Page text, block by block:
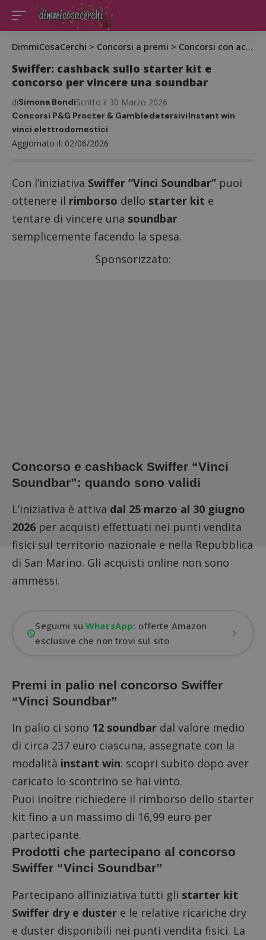
DimmiCosaCerchi > Concorsi a premi > Concorsi con acquisto
Swiffer: cashback sullo starter kit e
concorso per vincere una soundbar
Aggiornato il: 02/06/2026
diSimona BondiScritto il 30 Marzo 2026
Concorsi P&G Procter & GambledetersiviInstant win
vinci elettrodomestici
Con l’iniziativa Swiffer “Vinci Soundbar” puoi
ottenere il rimborso dello starter kit e
tentare di vincere una soundbar
semplicemente facendo la spesa.
Sponsorizzato:
Concorso e cashback Swiffer “Vinci
Soundbar”: quando sono validi
L’iniziativa è attiva dal 25 marzo al 30 giugno
2026 per acquisti effettuati nei punti vendita
fisici sul territorio nazionale e nella Repubblica
di San Marino. Gli acquisti online non sono
ammessi.
Seguimi suWhatsApp: offerte Amazon
esclusive che non trovi sul sito
Premi in palio nel concorso Swiffer
“Vinci Soundbar”
In palio ci sono 12 soundbar dal valore medio
di circa 237 euro ciascuna, assegnate con la
modalità instant win: scopri subito dopo aver
caricato lo scontrino se hai vinto.
Puoi inoltre richiedere il rimborso dello starter
kit fino a un massimo di 16,99 euro per
partecipante.
Prodotti che partecipano al concorso
Swiffer “Vinci Soundbar”
Partecipano all’iniziativa tutti gli starter kit
Swiffer dry e duster e le relative ricariche dry
e duster disponibili nei punti vendita fisici. La